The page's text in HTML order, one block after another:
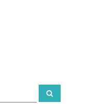
R
e